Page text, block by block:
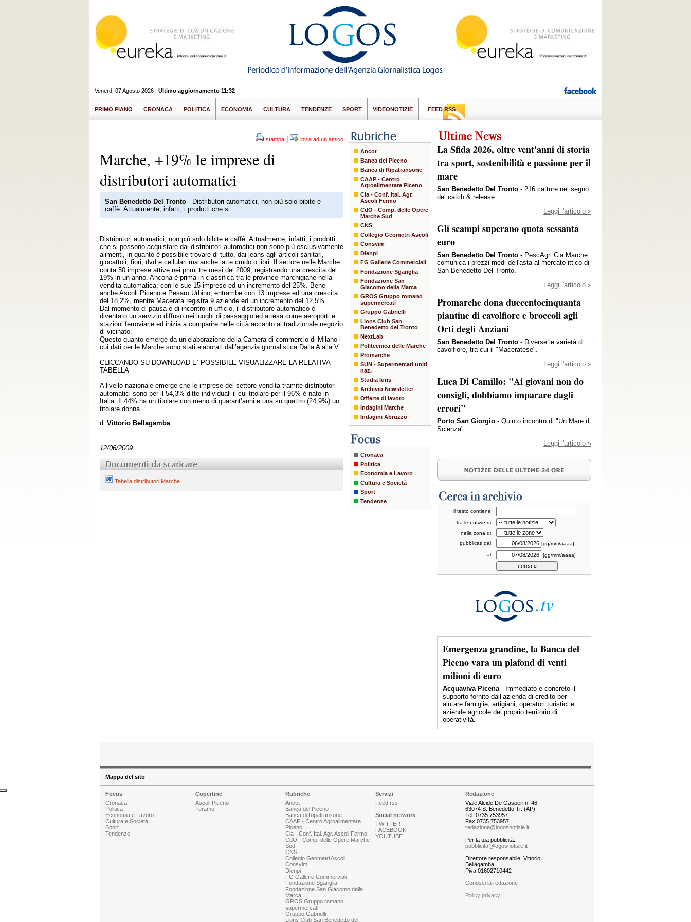
Venerdì 07 Agosto 2026 | Ultimo aggiornamento 11:32
PRIMO PIANO CRONACA POLITICA ECONOMIA CULTURA TENDENZE SPORT VIDEONOTIZIE FEED RSS
stampa invia ad un amico
Marche, +19% le imprese di
distributori automatici
San Benedetto Del Tronto - Distributori automatici, non più solo bibite e
caffè. Attualmente, infatti, i prodotti che si...
Distributori automatici, non più solo bibite e caffè. Attualmente, infatti, i prodotti
che si possono acquistare dai distributori automatici non sono più esclusivamente
alimenti, in quanto è possibile trovare di tutto, dai jeans agli articoli sanitari,
giocattoli, fiori, dvd e cellulari ma anche latte crudo o libri. Il settore nelle Marche
conta 50 imprese attive nei primi tre mesi del 2009, registrando una crescita del
19% in un anno. Ancona è prima in classifica tra le province marchigiane nella
vendita automatica: con le sue 15 imprese ed un incremento del 25%. Bene
anche Ascoli Piceno e Pesaro Urbino, entrambe con 13 imprese ed una crescita
del 18,2%, mentre Macerata registra 9 aziende ed un incremento del 12,5%.
Dal momento di pausa e di incontro in ufficio, il distributore automatico è
diventato un servizio diffuso nei luoghi di passaggio ed attesa come aeroporti e
stazioni ferroviarie ed inizia a comparire nelle città accanto al tradizionale negozio
di vicinato.
Questo quanto emerge da un’elaborazione della Camera di commercio di Milano i
cui dati per le Marche sono stati elaborati dall’agenzia giornalistica Dalla A alla V.
CLICCANDO SU DOWNLOAD E’ POSSIBILE VISUALIZZARE LA RELATIVA
TABELLA
A livello nazionale emerge che le imprese del settore vendita tramite distributori
automatici sono per il 54,3% ditte individuali il cui titolare per il 96% è nato in
Italia. Il 44% ha un titolare con meno di quarant’anni e una su quattro (24,9%) un
titolare donna.
di Vittorio Bellagamba
12/06/2009
Tabella distributori Marche
Ancot
Banca del Piceno
Banca di Ripatransone
CAAP - Centro
Agroalimentare Piceno
Cia - Conf. Ital. Agr.
Ascoli Fermo
CdO - Comp. delle Opere
Marche Sud
CNS
Collegio Geometri Ascoli
Consvim
Dienpi
FG Gallerie Commerciali
Fondazione Sgariglia
Fondazione San
Giacomo della Marca
GROS Gruppo romano
supermercati
Gruppo Gabrielli
Lions Club San
Benedetto del Tronto
NextLab
Politecnica delle Marche
Promarche
SUN - Supermercati uniti
naz.
Studia Iuris
Archivio Newsletter
Offerte di lavoro
Indagini Marche
Indagini Abruzzo
Cronaca
Politica
Economia e Lavoro
Cultura e Società
Sport
Tendenze
La Sfida 2026, oltre vent'anni di storia
tra sport, sostenibilità e passione per il
mare
San Benedetto Del Tronto - 216 catture nel segno
del catch & release
Leggi l'articolo »
Gli scampi superano quota sessanta
euro
San Benedetto Del Tronto - PescAgri Cia Marche
comunica i prezzi medi dell'asta al mercato ittico di
San Benedetto Del Tronto.
Leggi l'articolo »
Promarche dona duecentocinquanta
piantine di cavolfiore e broccoli agli
Orti degli Anziani
San Benedetto Del Tronto - Diverse le varietà di
cavolfiore, tra cui il "Maceratese".
Leggi l'articolo »
Luca Di Camillo: "Ai giovani non do
consigli, dobbiamo imparare dagli
errori"
Porto San Giorgio - Quinto incontro di "Un Mare di
Scienza".
Leggi l'articolo »
il testo contiene
tra le notizie di
nella zona di
pubblicati dal
[gg/mm/aaaa]
al
[gg/mm/aaaa]
Emergenza grandine, la Banca del
Piceno vara un plafond di venti
milioni di euro
Acquaviva Picena- Immediato e concreto il
supporto fornito dall’azienda di credito per
aiutare famiglie, artigiani, operatori turistici e
aziende agricole del proprio territorio di
operatività.
Mappa del sito
Focus
Cronaca
Politica
Economia e Lavoro
Cultura e Società
Sport
Tendenze
Copertine
Ascoli Piceno
Teramo
Rubriche
Ancot
Banca del Piceno
Banca di Ripatransone
CAAP - Centro Agroalimentare
Piceno
Cia - Conf. Ital. Agr. Ascoli Fermo
CdO - Comp. delle Opere Marche
Sud
CNS
Collegio Geometri Ascoli
Consvim
Dienpi
FG Gallerie Commerciali
Fondazione Sgariglia
Fondazione San Giacomo della
Marca
GROS Gruppo romano
supermercati
Gruppo Gabrielli
Lions Club San Benedetto del
Servizi
Feed rss
Social network
TWITTER
FACEBOOK
YOUTUBE
Redazione
Viale Alcide De Gasperi n. 46
63074 S. Benedetto Tr. (AP)
Tel. 0735.753957
Fax 0735.753957
redazione@logosnotizie.it
Per la tua pubblicità:
pubblicita@logosnotizie.it
Direttore responsabile: Vittorio
Bellagamba
Piva 01602710442
Conosci la redazione
Policy privacy